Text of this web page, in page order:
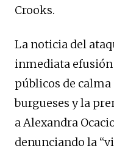
Crooks.
La noticia del
inmediata
públicos de
burgueses y la
a Alexandra
denunciando la